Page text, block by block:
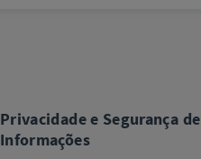
Privacidade e Segurança de
Informações